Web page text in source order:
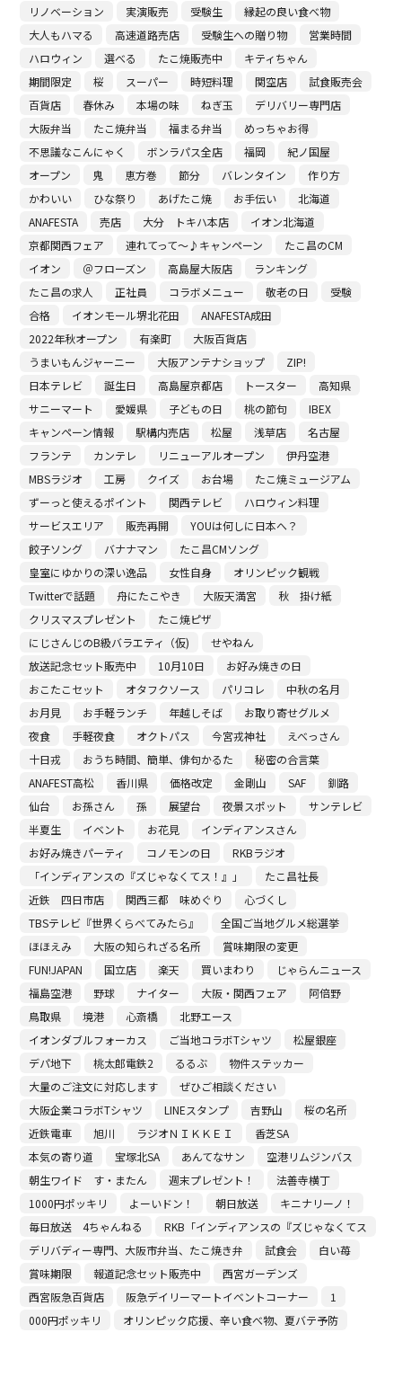
リノベーション
実演販売 受験生
縁起の良い食べ物
大人もハマる
高速道路売店 受験生への贈り物
営業時間
ハロウィン
選べる たこ焼販売中
キティちゃん
期間限定
桜 スーパー 時短料理 関空店
試食販売会
百貨店
春休み 本場の味 ねぎ玉
デリバリー専門店
大阪弁当
たこ焼弁当 福まる弁当
めっちゃお得
不思議なこんにゃく
ボンラパス全店 福岡
紀ノ国屋
オープン
鬼 恵方巻 節分 バレンタイン
作り方
かわいい
ひな祭り あげたこ焼 お手伝い
北海道
ANAFESTA
売店 大分 トキハ本店
イオン北海道
京都関西フェア
連れてって～♪キャンペーン
たこ昌のCM
イオン
＠フローズン 高島屋大阪店
ランキング
たこ昌の求人
正社員 コラボメニュー 敬老の日
受験
合格
イオンモール堺北花田
ANAFESTA成田
2022年秋オープン
有楽町
大阪百貨店
うまいもんジャーニー
大阪アンテナショップ
ZIP!
日本テレビ
誕生日 高島屋京都店 トースター
高知県
サニーマート
愛媛県 子どもの日 桃の節句
IBEX
キャンペーン情報
駅構内売店 松屋 浅草店
名古屋
フランテ
カンテレ リニューアルオープン
伊丹空港
MBSラジオ
工房 クイズ お台場
たこ焼ミュージアム
ずーっと使えるポイント
関西テレビ
ハロウィン料理
サービスエリア
販売再開
YOUは何しに日本へ？
餃子ソング
バナナマン
たこ昌CMソング
皇室にゆかりの深い逸品
女性自身
オリンピック観戦
Twitterで話題
舟にたこやき 大阪天満宮
秋 掛け紙
クリスマスプレゼント
たこ焼ピザ
にじさんじのB級バラエティ（仮)
せやねん
放送記念セット販売中
10月10日
お好み焼きの日
おこたこセット
オタフクソース パリコレ
中秋の名月
お月見
お手軽ランチ 年越しそば
お取り寄せグルメ
夜食
手軽夜食 オクトパス 今宮戎神社
えべっさん
十日戎
おうち時間、簡単、俳句かるた
秘密の合言葉
ANAFEST高松
香川県 価格改定 金剛山 SAF
釧路
仙台
お孫さん 孫 展望台 夜景スポット
サンテレビ
半夏生
イベント お花見
インディアンスさん
お好み焼きパーティ
コノモンの日
RKBラジオ
「インディアンスの『ズじゃなくてス！』」
たこ昌社長
近鉄 四日市店
関西三都 味めぐり
心づくし
TBSテレビ『世界くらべてみたら』
全国ご当地グルメ総選挙
ほほえみ
大阪の知られざる名所
賞味期限の変更
FUN!JAPAN
国立店 楽天 買いまわり
じゃらんニュース
福島空港
野球 ナイター 大阪・関西フェア
阿倍野
鳥取県
境港 心斎橋
北野エース
イオンダブルフォーカス
ご当地コラボTシャツ
松屋銀座
デパ地下
桃太郎電鉄2 るるぶ
物件ステッカー
大量のご注文に対応します
ぜひご相談ください
大阪企業コラボTシャツ
LINEスタンプ 吉野山
桜の名所
近鉄電車
旭川 ラジオＮＩＫＫＥＩ
香芝SA
本気の寄り道
宝塚北SA あんてなサン
空港リムジンバス
朝生ワイド す・またん
週末プレゼント！
法善寺横丁
1000円ポッキリ
よーいドン！ 朝日放送
キニナリーノ！
毎日放送 4ちゃんねる
RKB「インディアンスの『ズじゃなくてス
デリバディー専門、大阪市弁当、たこ焼き弁
試食会
白い苺
賞味期限
報道記念セット販売中
西宮ガーデンズ
西宮阪急百貨店
阪急デイリーマートイベントコーナー
1
000円ポッキリ
オリンピック応援、辛い食べ物、夏バテ予防